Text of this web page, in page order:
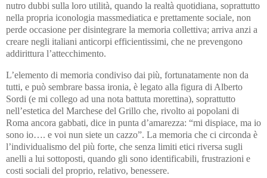
nutro dubbi sulla loro utilità, quando la realtà quotidiana, soprattutto
nella propria iconologia massmediatica e prettamente sociale, non
perde occasione per disintegrare la memoria collettiva; arriva anzi a
creare negli italiani anticorpi efficientissimi, che ne prevengono
addirittura l’attecchimento.
L’elemento di memoria condiviso dai più, fortunatamente non da
tutti, e può sembrare bassa ironia, è legato alla figura di Alberto
Sordi (e mi collego ad una nota battuta morettina), soprattutto
nell’estetica del Marchese del Grillo che, rivolto ai popolani di
Roma ancora gabbati, dice in punta d’amarezza: “mi dispiace, ma io
sono io…. e voi nun siete un cazzo”. La memoria che ci circonda è
l’individualismo del più forte, che senza limiti etici riversa sugli
anelli a lui sottoposti, quando gli sono identificabili, frustrazioni e
costi sociali del proprio, relativo, benessere.